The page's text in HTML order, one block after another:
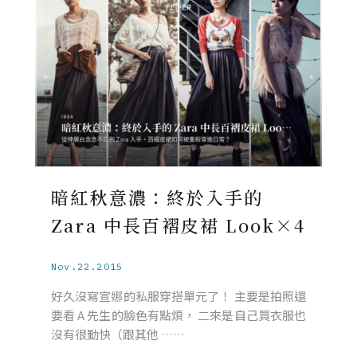
暗紅秋意濃：終於入手的
Zara 中長百褶皮裙 Look×4
Nov.22.2015
好久沒寫宣娜的私服穿搭單元了！ 主要是拍照還
要看 A 先生的臉色有點煩， 二來是自己買衣服也
沒有很勤快（跟其他 ……